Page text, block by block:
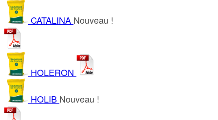
CATALINA Nouveau !
HOLERON
HOLIB Nouveau !